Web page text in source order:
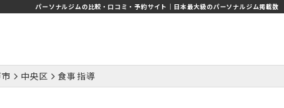
パーソナルジムの比較・口コミ・予約サイト｜日本最大級のパーソナルジム掲載数
中央区 食事指導